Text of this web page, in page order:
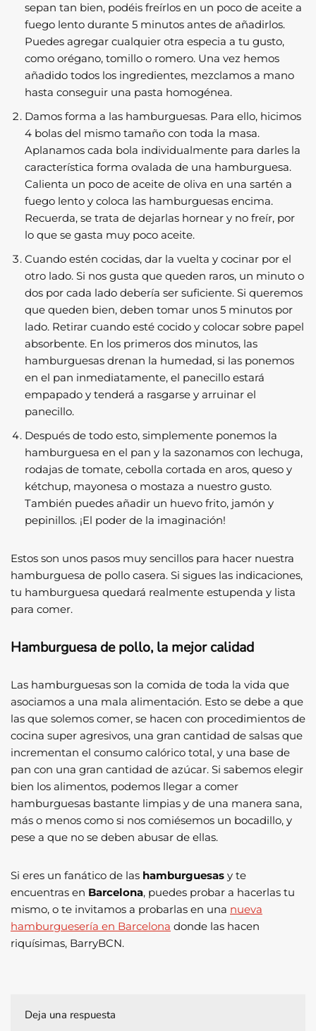
sepan tan bien, podéis freírlos en un poco de aceite a
fuego lento durante 5 minutos antes de añadirlos.
Puedes agregar cualquier otra especia a tu gusto,
como orégano, tomillo o romero. Una vez hemos
añadido todos los ingredientes, mezclamos a mano
hasta conseguir una pasta homogénea.
Damos forma a las hamburguesas. Para ello, hicimos
4 bolas del mismo tamaño con toda la masa.
Aplanamos cada bola individualmente para darles la
característica forma ovalada de una hamburguesa.
Calienta un poco de aceite de oliva en una sartén a
fuego lento y coloca las hamburguesas encima.
Recuerda, se trata de dejarlas hornear y no freír, por
lo que se gasta muy poco aceite.
Cuando estén cocidas, dar la vuelta y cocinar por el
otro lado. Si nos gusta que queden raros, un minuto o
dos por cada lado debería ser suficiente. Si queremos
que queden bien, deben tomar unos 5 minutos por
lado. Retirar cuando esté cocido y colocar sobre papel
absorbente. En los primeros dos minutos, las
hamburguesas drenan la humedad, si las ponemos
en el pan inmediatamente, el panecillo estará
empapado y tenderá a rasgarse y arruinar el
panecillo.
Después de todo esto, simplemente ponemos la
hamburguesa en el pan y la sazonamos con lechuga,
rodajas de tomate, cebolla cortada en aros, queso y
kétchup, mayonesa o mostaza a nuestro gusto.
También puedes añadir un huevo frito, jamón y
pepinillos. ¡El poder de la imaginación!
Estos son unos pasos muy sencillos para hacer nuestra
hamburguesa de pollo casera. Si sigues las indicaciones,
tu hamburguesa quedará realmente estupenda y lista
para comer.
Hamburguesa de pollo, la mejor calidad
Las hamburguesas son la comida de toda la vida que
asociamos a una mala alimentación. Esto se debe a que
las que solemos comer, se hacen con procedimientos de
cocina super agresivos, una gran cantidad de salsas que
incrementan el consumo calórico total, y una base de
pan con una gran cantidad de azúcar. Si sabemos elegir
bien los alimentos, podemos llegar a comer
hamburguesas bastante limpias y de una manera sana,
más o menos como si nos comiésemos un bocadillo, y
pese a que no se deben abusar de ellas.
Si eres un fanático de las hamburguesas y te
encuentras en Barcelona, puedes probar a hacerlas tu
mismo, o te invitamos a probarlas en una nueva
hamburguesería en Barcelona donde las hacen
riquísimas, BarryBCN.
Deja una respuesta